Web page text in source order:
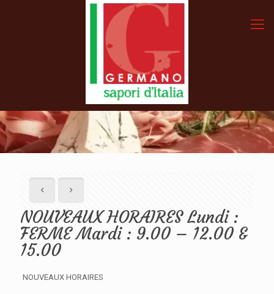
NOUVEAUX HORAIRES Lundi :
FERME Mardi : 9.00 – 12.00 &
15.00
NOUVEAUX HORAIRES